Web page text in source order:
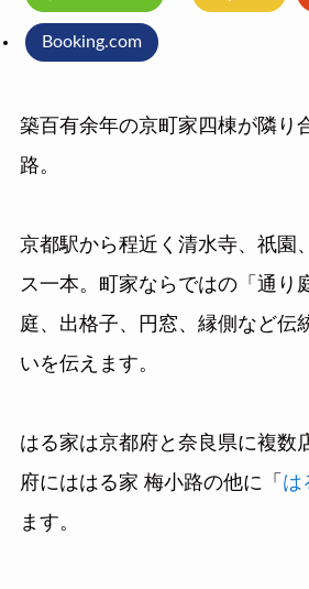
Booking.com
築百有余年の京町家四棟が隣り
路。
京都駅から程近く清水寺、祇園
ス一本。町家ならではの「通り
庭、出格子、円窓、縁側など伝
いを伝えます。
はる家は京都府と奈良県に複数
府にははる家 梅小路の他に「 は
ます。